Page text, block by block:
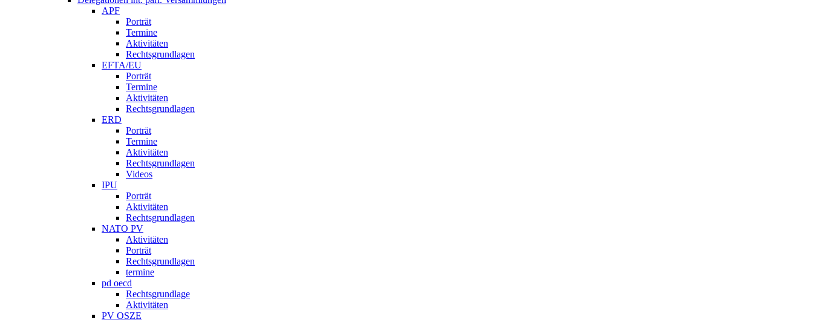
APF
Porträt
Termine
Aktivitäten
Rechtsgrundlagen
EFTA/EU
Porträt
Termine
Aktivitäten
Rechtsgrundlagen
ERD
Porträt
Termine
Aktivitäten
Rechtsgrundlagen
Videos
IPU
Porträt
Aktivitäten
Rechtsgrundlagen
NATO PV
Aktivitäten
Porträt
Rechtsgrundlagen
termine
pd oecd
Rechtsgrundlage
Aktivitäten
PV OSZE